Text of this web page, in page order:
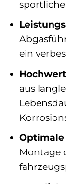
ein
aus
Optimale
Montage